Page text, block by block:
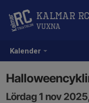
Kalender
Kalmar
Vuxna
Lördag 1 nov